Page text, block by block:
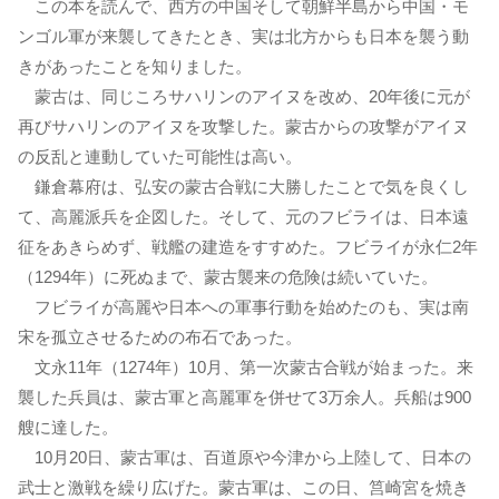
この本を読んで、西方の中国そして朝鮮半島から中国・モ
ンゴル軍が来襲してきたとき、実は北方からも日本を襲う動
きがあったことを知りました。
蒙古は、同じころサハリンのアイヌを改め、20年後に元が
再びサハリンのアイヌを攻撃した。蒙古からの攻撃がアイヌ
の反乱と連動していた可能性は高い。
鎌倉幕府は、弘安の蒙古合戦に大勝したことで気を良くし
て、高麗派兵を企図した。そして、元のフビライは、日本遠
征をあきらめず、戦艦の建造をすすめた。フビライが永仁2年
（1294年）に死ぬまで、蒙古襲来の危険は続いていた。
フビライが高麗や日本への軍事行動を始めたのも、実は南
宋を孤立させるための布石であった。
文永11年（1274年）10月、第一次蒙古合戦が始まった。来
襲した兵員は、蒙古軍と高麗軍を併せて3万余人。兵船は900
艘に達した。
10月20日、蒙古軍は、百道原や今津から上陸して、日本の
武士と激戦を繰り広げた。蒙古軍は、この日、筥崎宮を焼き